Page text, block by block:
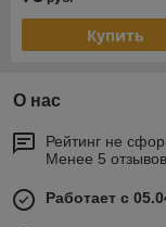
Купить
О нас
Рейтинг не
Менее 5
Работает с